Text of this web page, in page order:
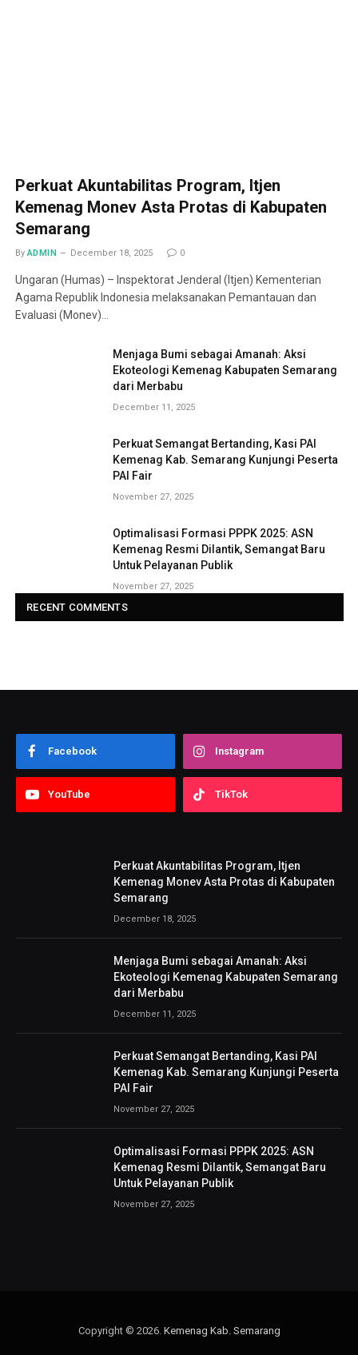
Perkuat Akuntabilitas Program, Itjen
Kemenag Monev Asta Protas di Kabupaten
Semarang
By ADMIN December 18, 2025 0
Ungaran (Humas) – Inspektorat Jenderal (Itjen) Kementerian
Agama Republik Indonesia melaksanakan Pemantauan dan
Evaluasi (Monev)…
Menjaga Bumi sebagai Amanah: Aksi
Ekoteologi Kemenag Kabupaten Semarang
dari Merbabu
December 11, 2025
Perkuat Semangat Bertanding, Kasi PAI
Kemenag Kab. Semarang Kunjungi Peserta
PAI Fair
November 27, 2025
Optimalisasi Formasi PPPK 2025: ASN
Kemenag Resmi Dilantik, Semangat Baru
Untuk Pelayanan Publik
November 27, 2025
RECENT COMMENTS
Facebook Instagram
YouTube TikTok
Perkuat Akuntabilitas Program, Itjen
Kemenag Monev Asta Protas di Kabupaten
Semarang
December 18, 2025
Menjaga Bumi sebagai Amanah: Aksi
Ekoteologi Kemenag Kabupaten Semarang
dari Merbabu
December 11, 2025
Perkuat Semangat Bertanding, Kasi PAI
Kemenag Kab. Semarang Kunjungi Peserta
PAI Fair
November 27, 2025
Optimalisasi Formasi PPPK 2025: ASN
Kemenag Resmi Dilantik, Semangat Baru
Untuk Pelayanan Publik
November 27, 2025
Copyright © 2026. Kemenag Kab. Semarang